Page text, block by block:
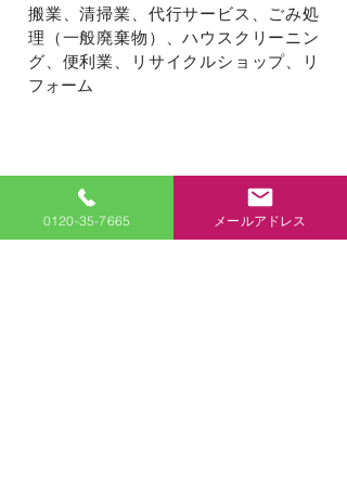
搬業、清掃業、代行サービス、ごみ処
理（一般廃棄物）、ハウスクリーニン
グ、便利業、リサイクルショップ、リ
フォーム
神奈川県小田原市 株式会社作務
神奈川県小田原市久野3764-11
0120-35-7665 メールアドレス